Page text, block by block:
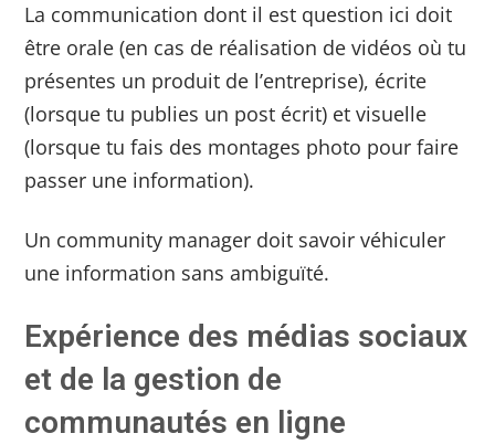
La communication dont il est question ici doit
être orale (en cas de réalisation de vidéos où tu
présentes un produit de l’entreprise), écrite
(lorsque tu publies un post écrit) et visuelle
(lorsque tu fais des montages photo pour faire
passer une information).
Un community manager doit savoir véhiculer
une information sans ambiguïté.
Expérience des médias sociaux
et de la gestion de
communautés en ligne